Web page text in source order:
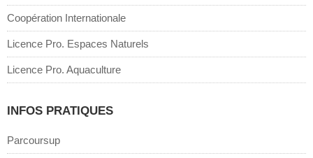
Coopération Internationale
Licence Pro. Espaces Naturels
Licence Pro. Aquaculture
INFOS PRATIQUES
Parcoursup